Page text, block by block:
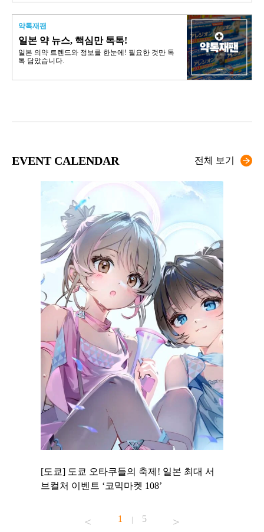
약톡재팬
일본 약 뉴스, 핵심만 톡톡!
일본 의약 트렌드와 정보를 한눈에! 필요한 것만 톡
톡 담았습니다.
EVENT CALENDAR 전체 보기
[도쿄] 도쿄 오타쿠들의 축제! 일본 최대 서
브컬처 이벤트 ‘코믹마켓 108’
1 | 5